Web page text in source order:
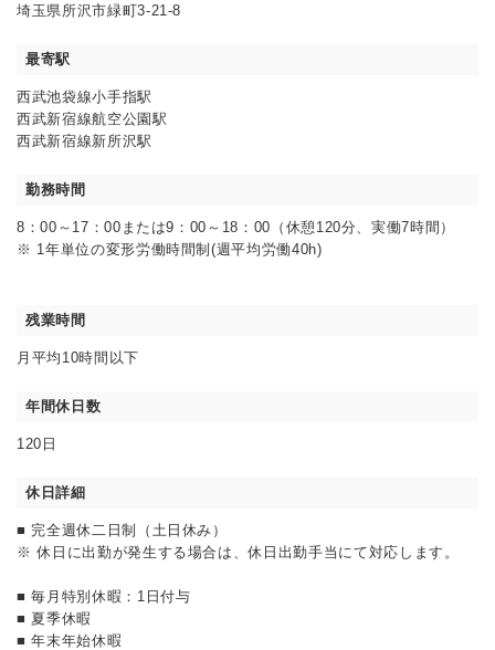
埼玉県所沢市緑町3-21-8
最寄駅
西武池袋線小手指駅
西武新宿線航空公園駅
西武新宿線新所沢駅
勤務時間
8：00～17：00または9：00～18：00（休憩120分、実働7時間）
※ 1年単位の変形労働時間制(週平均労働40h)
残業時間
月平均10時間以下
年間休日数
120日
休日詳細
■ 完全週休二日制（土日休み）
※ 休日に出勤が発生する場合は、休日出勤手当にて対応します。
■ 毎月特別休暇：1日付与
■ 夏季休暇
■ 年末年始休暇